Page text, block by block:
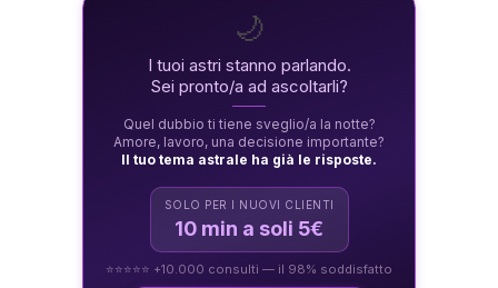
🌙
I tuoi astri stanno parlando.
Sei pronto/a ad ascoltarli?
Quel dubbio ti tiene sveglio/a la notte?
Amore, lavoro, una decisione importante?
Il tuo tema astrale ha già le risposte.
SOLO PER I NUOVI CLIENTI
10 min a soli 5€
⭐⭐⭐⭐⭐ +10.000 consulti — il 98% soddisfatto